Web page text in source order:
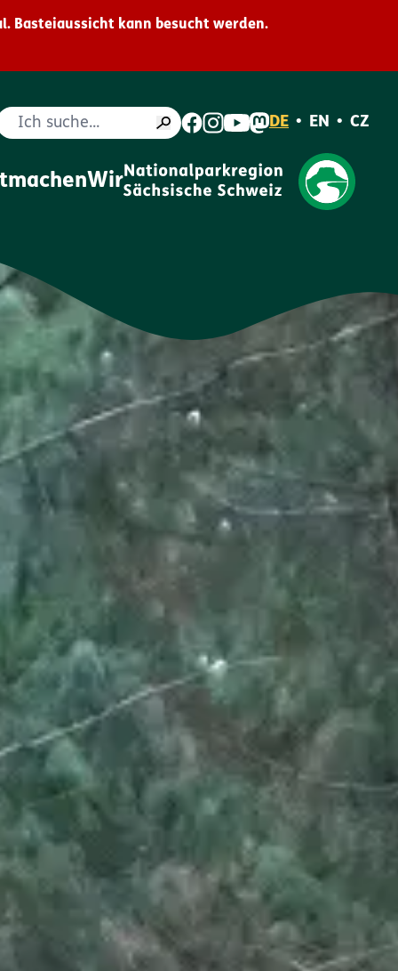
Basteiaussicht kann besucht werden.
DE • EN • CZ
Wir